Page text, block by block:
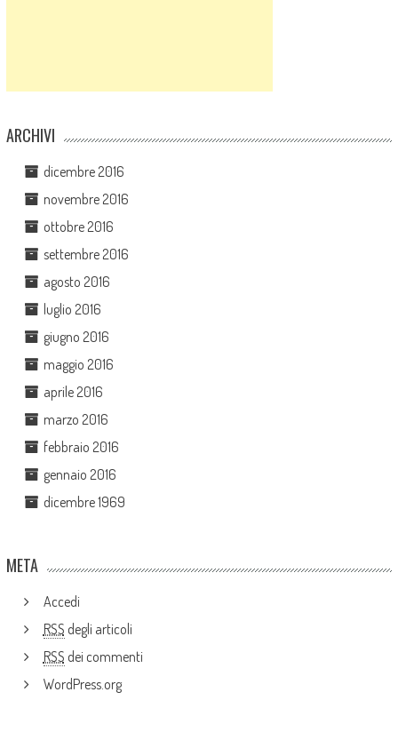
ARCHIVI
dicembre 2016
novembre 2016
ottobre 2016
settembre 2016
agosto 2016
luglio 2016
giugno 2016
maggio 2016
aprile 2016
marzo 2016
febbraio 2016
gennaio 2016
dicembre 1969
META
Accedi
RSS degli articoli
RSS dei commenti
WordPress.org